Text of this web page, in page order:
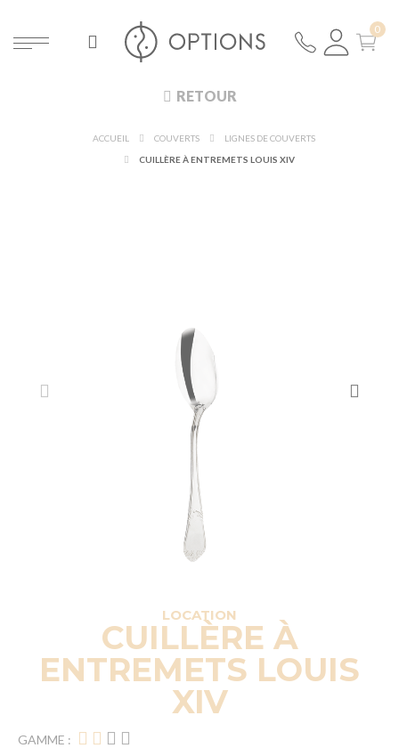
RETOUR
ACCUEIL COUVERTS
LIGNES DE COUVERTS
CUILLÈRE À ENTREMETS LOUIS XIV
LOCATION
CUILLÈRE À
ENTREMETS LOUIS
XIV
GAMME :